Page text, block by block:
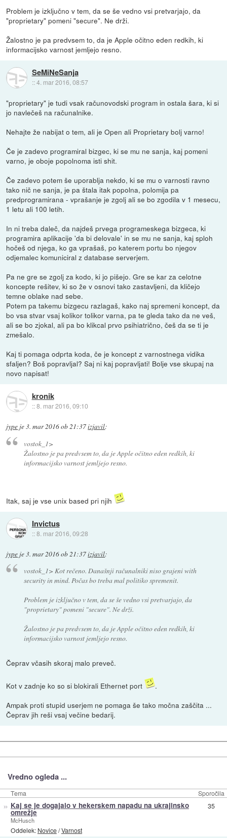
Problem je izključno v tem, da se še vedno vsi pretvarjajo, da
"proprietary" pomeni "secure". Ne drži.
Žalostno je pa predvsem to, da je Apple očitno eden redkih, ki
informacijsko varnost jemljejo resno.
SeMiNeSanja
::4. mar 2016, 08:57
"proprietary" je tudi vsak računovodski program in ostala šara, ki si
jo navlečeš na računalnike.
Nehajte že nabijat o tem, ali je Open ali Proprietary bolj varno!
Če je zadevo programiral bizgec, ki se mu ne sanja, kaj pomeni
varno, je oboje popolnoma isti shit.
Če zadevo potem še uporablja nekdo, ki se mu o varnosti ravno
tako nič ne sanja, je pa štala itak popolna, polomija pa
predprogramirana - vprašanje je zgolj ali se bo zgodila v 1 mesecu,
1 letu ali 100 letih.
In ni treba daleč, da najdeš prvega programeskega bizgeca, ki
programira aplikacije 'da bi delovale' in se mu ne sanja, kaj sploh
hočeš od njega, ko ga vprašaš, po katerem portu bo njegov
odjemalec komuniciral z database serverjem.
Pa ne gre se zgolj za kodo, ki jo pišejo. Gre se kar za celotne
koncepte rešitev, ki so že v osnovi tako zastavljeni, da kličejo
temne oblake nad sebe.
Potem pa takemu bizgecu razlagaš, kako naj spremeni koncept, da
bo vsa stvar vsaj kolikor tolikor varna, pa te gleda tako da ne veš,
ali se bo zjokal, ali pa bo klikcal prvo psihiatrično, češ da se ti je
zmešalo.
Kaj ti pomaga odprta koda, če je koncept z varnostnega vidika
sfaljen? Boš popravljal? Saj ni kaj popravljati! Bolje vse skupaj na
novo napisat!
kronik
::8. mar 2016, 09:10
jype je3. mar 2016 ob 21:37izjavil:
vostok_1>
Žalostno je pa predvsem to, da je Apple očitno eden redkih, ki
informacijsko varnost jemljejo resno.
Itak, saj je vse unix based pri njih
Invictus
::8. mar 2016, 09:28
jype je3. mar 2016 ob 21:37izjavil:
vostok_1> Kot rečeno. Današnji računalniki niso grajeni with
security in mind. Počas bo treba mal politiko spremenit.
Problem je izključno v tem, da se še vedno vsi pretvarjajo, da
"proprietary" pomeni "secure". Ne drži.
Žalostno je pa predvsem to, da je Apple očitno eden redkih, ki
informacijsko varnost jemljejo resno.
Čeprav včasih skoraj malo preveč.
Kot v zadnje ko so si blokirali Ethernet port
.
Ampak proti stupid userjem ne pomaga še tako močna zaščita ...
Čeprav jih reši vsaj večine bedarij.
Vredno ogleda ...
Tema Sporočila
» Kaj se je dogajalo v hekerskem napadu na ukrajinsko
omrežje
McHusch
Oddelek: Novice/Varnost
35